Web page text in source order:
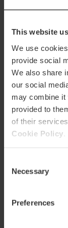
This website
We use
provide social
We also share
our social
may combine it
provided to
of their
Cookie Policy
Selection
Necessary
Preferences